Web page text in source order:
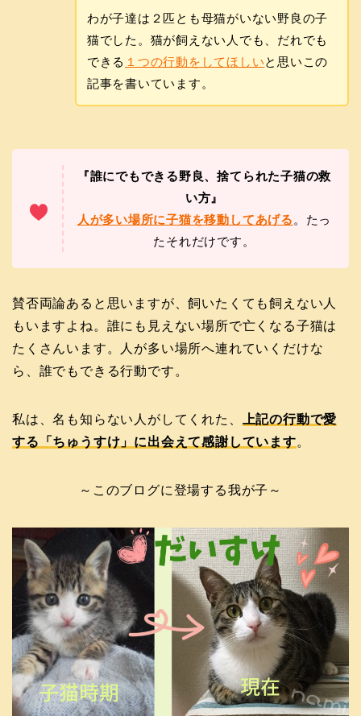
わが子達は２匹とも母猫がいない野良の子
猫でした。猫が飼えない人でも、だれでも
できる １つの行動をしてほしいと思いこの
記事を書いています。
『誰にでもできる野良、捨てられた子猫の救
い方 』
人が多い場所に子猫を移動してあげる 。たっ
たそれだけです。
賛否両論あると思いますが、飼いたくても飼えない人
もいますよね。誰にも見えない場所で亡くなる子猫は
たくさんいます。人が多い場所へ連れていくだけな
ら、誰でもできる行動です。
私は、名も知らない人がしてくれた、
上記の行動で愛
する「ちゅうすけ」に出会えて感謝しています。
～このブログに登場する我が子～